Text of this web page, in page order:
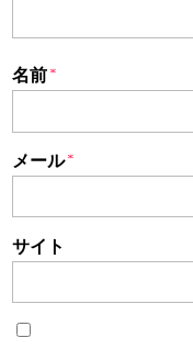
名前*
メール*
サイト